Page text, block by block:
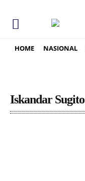
HOME NASIONAL
Iskandar Sugito